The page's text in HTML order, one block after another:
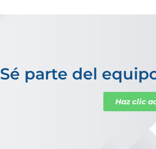
Sé parte del
Haz clic